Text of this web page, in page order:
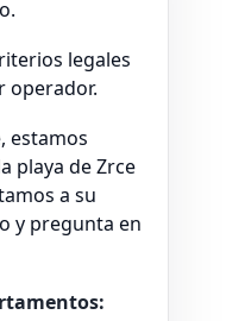
legales
operador.
estamos
playa de Zrce
a su
y pregunta en